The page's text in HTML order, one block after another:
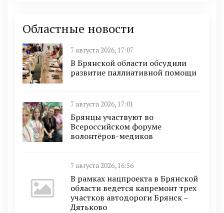
Областные новости
7 августа 2026, 17:07
В Брянской области обсудили
развитие паллиативной помощи
7 августа 2026, 17:01
Брянцы участвуют во
Всероссийском форуме
волонтёров-медиков
7 августа 2026, 16:56
В рамках нацпроекта в Брянской
области ведется капремонт трех
участков автодороги Брянск –
Дятьково